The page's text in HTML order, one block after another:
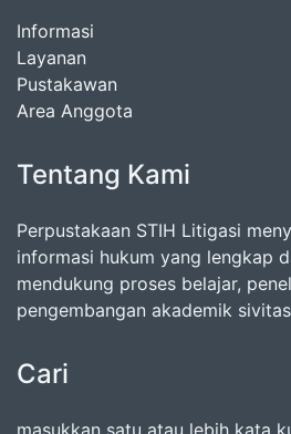
Informasi
Layanan
Pustakawan
Area Anggota
Tentang Kami
Perpustakaan STIH Litigasi
informasi hukum yang lengkap
mendukung proses belajar,
pengembangan akademik
Cari
masukkan satu atau lebih kata